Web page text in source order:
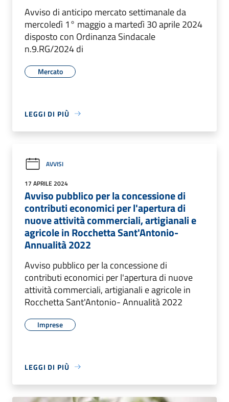
Avviso di anticipo mercato settimanale da
mercoledì 1° maggio a martedì 30 aprile 2024
disposto con Ordinanza Sindacale
n.9.RG/2024 di
Mercato
LEGGI DI PIÙ
AVVISI
17 APRILE 2024
Avviso pubblico per la concessione di
contributi economici per l'apertura di
nuove attività commerciali, artigianali e
agricole in Rocchetta Sant'Antonio-
Annualità 2022
Avviso pubblico per la concessione di
contributi economici per l'apertura di nuove
attività commerciali, artigianali e agricole in
Rocchetta Sant'Antonio- Annualità 2022
Imprese
LEGGI DI PIÙ